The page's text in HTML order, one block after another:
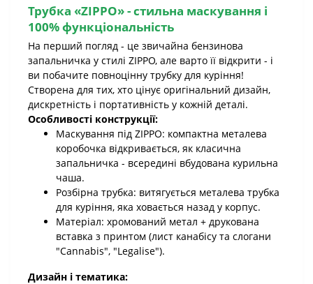
Трубка «ZIPPO»- стильна маскування і
100% функціональність
На перший погляд - це звичайна бензинова
запальничка у стилі ZIPPO, але варто її відкрити - і
ви побачите повноцінну трубку для куріння!
Створена для тих, хто цінує оригінальний дизайн,
дискретність і портативність у кожній деталі.
Особливості конструкції:
Маскування під ZIPPO: компактна металева
коробочка відкривається, як класична
запальничка - всередині вбудована курильна
чаша.
Розбірна трубка: витягується металева трубка
для куріння, яка ховається назад у корпус.
Матеріал: хромований метал + друкована
вставка з принтом (лист канабісу та слогани
"Cannabis", "Legalise").
Дизайн і тематика: